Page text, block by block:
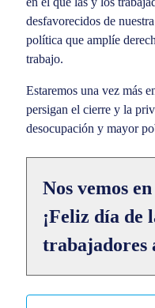
desfavorecidos de
política que amplíe
trabajo.
Estaremos una vez más
persigan el cierre y la
desocupación y mayor
Nos vemos
¡Feliz día de
trabajadores